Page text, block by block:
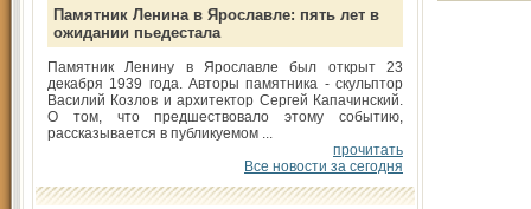
Памятник Ленина в Ярославле: пять лет в
ожидании пьедестала
Памятник Ленину в Ярославле был открыт 23
декабря 1939 года. Авторы памятника - скульптор
Василий Козлов и архитектор Сергей Капачинский.
О том, что предшествовало этому событию,
рассказывается в публикуемом ...
прочитать
Все новости за сегодня